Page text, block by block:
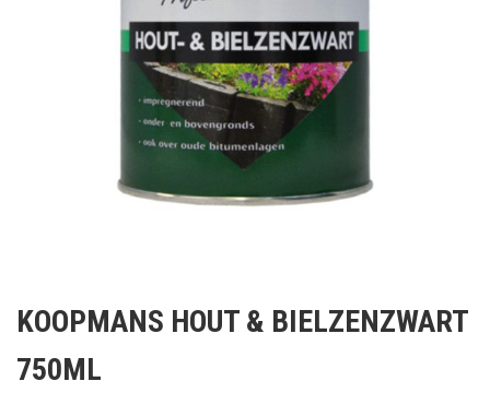
het
van
KOOPMANS HOUT & BIELZENZWART
750ML